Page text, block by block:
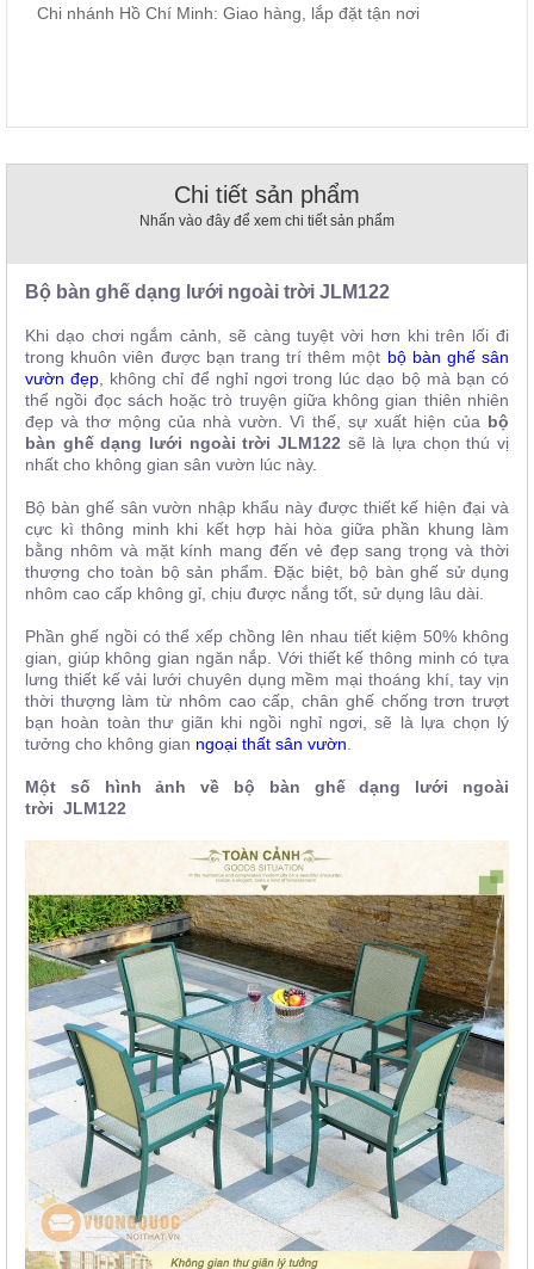
Trang
Nội
Thất
Nhà
Hàng
Thất
Hàng
Chi nhánh Hồ Chí Minh: Giao hàng, lắp đặt tận nơi
Chi tiết sản phẩm
Nhấn vào đây để xem chi tiết sản phẩm
Bộ bàn ghế dạng lưới ngoài trời JLM122
Khi dạo chơi ngắm cảnh, sẽ càng tuyệt vời hơn khi trên lối đi
trong khuôn viên được bạn trang trí thêm một bộ bàn ghế sân
vườn đẹp , không chỉ để nghỉ ngơi trong lúc dạo bộ mà bạn có
thể ngồi đọc sách hoặc trò truyện giữa không gian thiên nhiên
đẹp và thơ mộng của nhà vườn. Vì thế, sự xuất hiện của bộ
bàn ghế dạng lưới ngoài trời JLM122 sẽ là lựa chọn thú vị
nhất cho không gian sân vườn lúc này.
Bộ bàn ghế sân vườn nhập khẩu này được thiết kế hiện đại và
cực kì thông minh khi kết hợp hài hòa giữa phần khung làm
bằng nhôm và mặt kính mang đến vẻ đẹp sang trọng và thời
thượng cho toàn bộ sản phẩm. Đặc biệt, bộ bàn ghế sử dụng
nhôm cao cấp không gỉ, chịu được nắng tốt, sử dụng lâu dài.
Phần ghế ngồi có thể xếp chồng lên nhau tiết kiệm 50% không
gian, giúp không gian ngăn nắp. Với thiết kế thông minh có tựa
lưng thiết kế vải lưới chuyên dụng mềm mại thoáng khí, tay vịn
thời thượng làm từ nhôm cao cấp, chân ghế chống trơn trượt
bạn hoàn toàn thư giãn khi ngồi nghỉ ngơi, sẽ là lựa chọn lý
tưởng cho không gian ngoại thất sân vườn
Một số hình ảnh về bộ bàn ghế dạng lưới ngoài
trời JLM122